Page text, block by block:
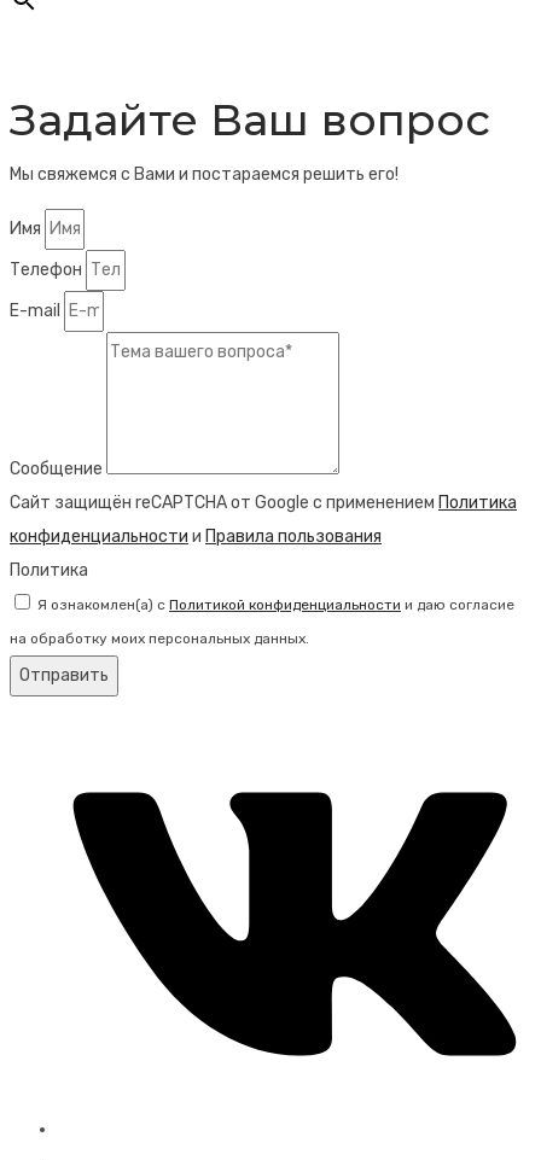
Задайте Ваш вопрос
Мы свяжемся с Вами и постараемся решить его!
Имя
Телефон
E-mail
Сообщение
Сайт защищён reCAPTCHA от Google с применением Политика
конфиденциальности и Правила пользования
Политика
Я ознакомлен(а) с Политикой конфиденциальности и даю согласие
на обработку моих персональных данных.
Отправить